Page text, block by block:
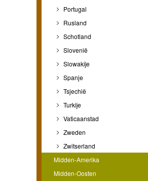
Portugal
Rusland
Schotland
Slovenië
Slowakije
Spanje
Tsjechië
Turkije
Vaticaanstad
Zweden
Zwitserland
Midden-Amerika
Midden-Oosten